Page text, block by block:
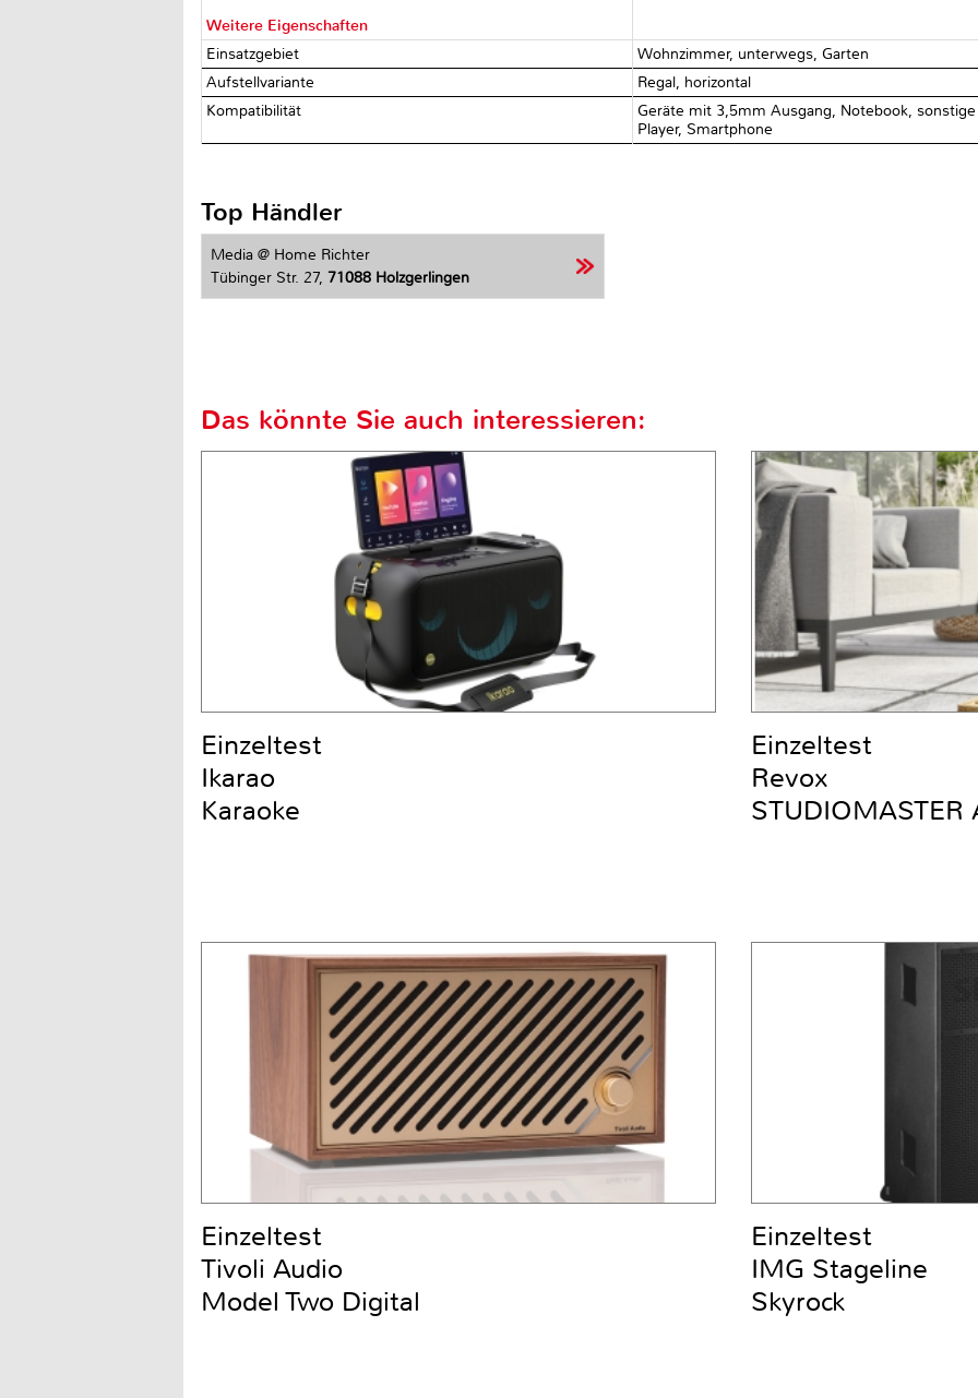
Weitere Eigenschaften
Einsatzgebiet
Wohnzimmer, unterwegs, Garten
Aufstellvariante
Regal, horizontal
Kompatibilität
Geräte mit 3,5mm Ausgang, Notebook,
Player, Smartphone
Top Händler
Media @ Home Richter
Tübinger Str. 27, 71088 Holzgerlingen
Das könnte Sie auch interessieren:
Einzeltest
Ikarao
Karaoke
Einzeltest
Revox
STUDIOMASTER
Einzeltest
Tivoli Audio
Model Two Digital
Einzeltest
IMG Stageline
Skyrock